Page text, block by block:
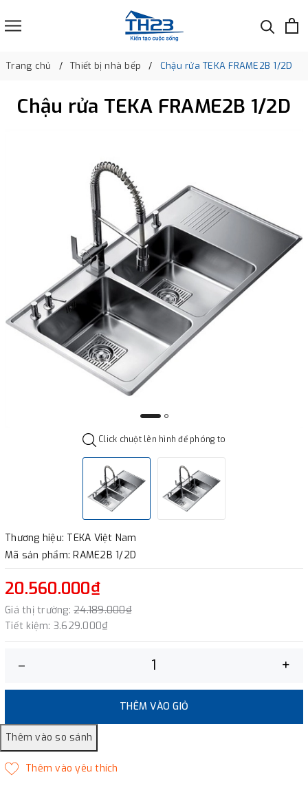
Trang chủ Thiết bị nhà bếp Chậu rửa TEKA FRAME2B 1/2D
Chậu rửa TEKA FRAME2B 1/2D
Click chuột lên hình để phóng to
Thương hiệu: TEKA Việt Nam
Mã sản phẩm: RAME2B 1/2D
20.560.000₫
Giá thị trường: 24.189.000₫
Tiết kiệm: 3.629.000₫
– +
THÊM VÀO GIỎ